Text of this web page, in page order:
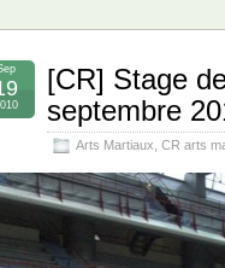
[CR] Stage
septembre
Arts Martiaux CR arts